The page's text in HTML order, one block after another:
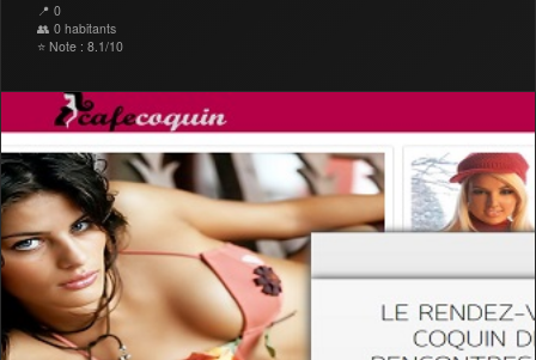
📍 0
👥 0 habitants
⭐ Note : 8.1/10